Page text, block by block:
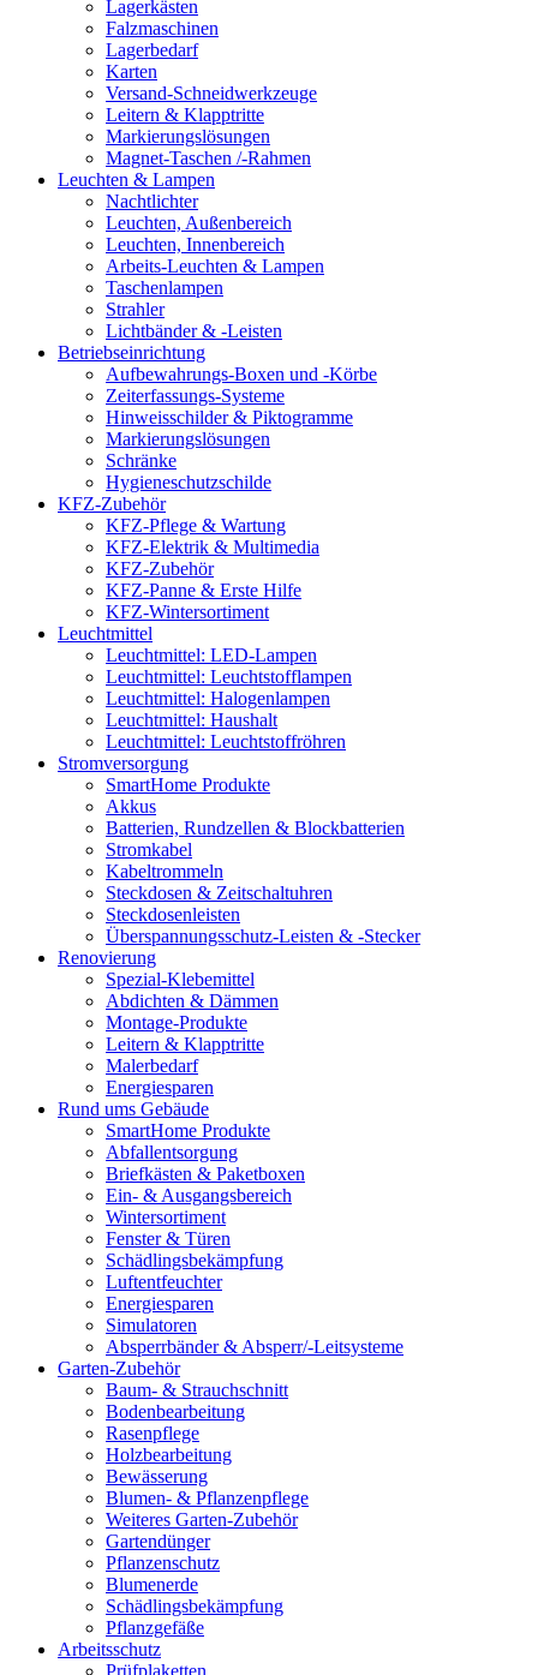
Lagerkästen
Falzmaschinen
Lagerbedarf
Karten
Versand-Schneidwerkzeuge
Leitern & Klapptritte
Markierungslösungen
Magnet-Taschen /-Rahmen
Leuchten & Lampen
Nachtlichter
Leuchten, Außenbereich
Leuchten, Innenbereich
Arbeits-Leuchten & Lampen
Taschenlampen
Strahler
Lichtbänder & -Leisten
Betriebseinrichtung
Aufbewahrungs-Boxen und -Körbe
Zeiterfassungs-Systeme
Hinweisschilder & Piktogramme
Markierungslösungen
Schränke
Hygieneschutzschilde
KFZ-Zubehör
KFZ-Pflege & Wartung
KFZ-Elektrik & Multimedia
KFZ-Zubehör
KFZ-Panne & Erste Hilfe
KFZ-Wintersortiment
Leuchtmittel
Leuchtmittel: LED-Lampen
Leuchtmittel: Leuchtstofflampen
Leuchtmittel: Halogenlampen
Leuchtmittel: Haushalt
Leuchtmittel: Leuchtstoffröhren
Stromversorgung
SmartHome Produkte
Akkus
Batterien, Rundzellen & Blockbatterien
Stromkabel
Kabeltrommeln
Steckdosen & Zeitschaltuhren
Steckdosenleisten
Überspannungsschutz-Leisten & -Stecker
Renovierung
Spezial-Klebemittel
Abdichten & Dämmen
Montage-Produkte
Leitern & Klapptritte
Malerbedarf
Energiesparen
Rund ums Gebäude
SmartHome Produkte
Abfallentsorgung
Briefkästen & Paketboxen
Ein- & Ausgangsbereich
Wintersortiment
Fenster & Türen
Schädlingsbekämpfung
Luftentfeuchter
Energiesparen
Simulatoren
Absperrbänder & Absperr/-Leitsysteme
Garten-Zubehör
Baum- & Strauchschnitt
Bodenbearbeitung
Rasenpflege
Holzbearbeitung
Bewässerung
Blumen- & Pflanzenpflege
Weiteres Garten-Zubehör
Gartendünger
Pflanzenschutz
Blumenerde
Schädlingsbekämpfung
Pflanzgefäße
Arbeitsschutz
Prüfplaketten